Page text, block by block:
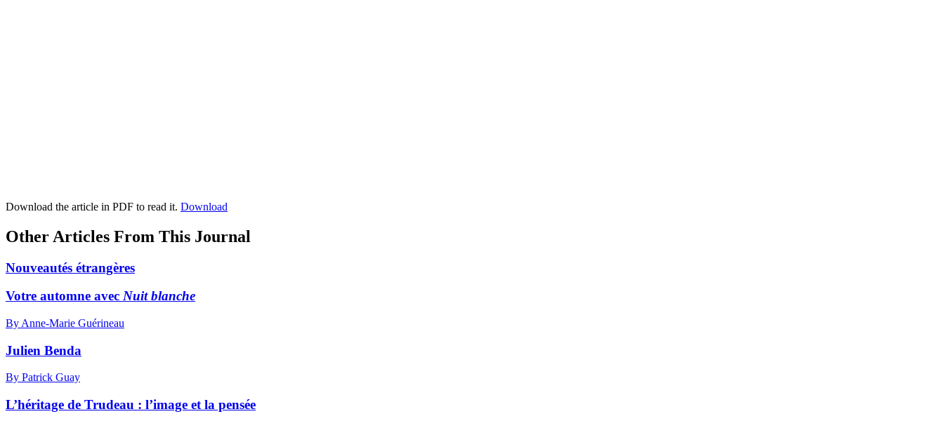
Download the article in PDF to read it. Download
Other Articles From This Journal
Nouveautés étrangères
Votre automne avec Nuit blanche
By Anne-Marie Guérineau
Julien Benda
By Patrick Guay
L’héritage de Trudeau : l’image et la pensée